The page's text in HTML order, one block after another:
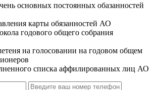
основных постоянных обазанностей
карты обязанностей АО
годового общего собрания
на голосовании на годовом общем
списка аффилированных лиц АО